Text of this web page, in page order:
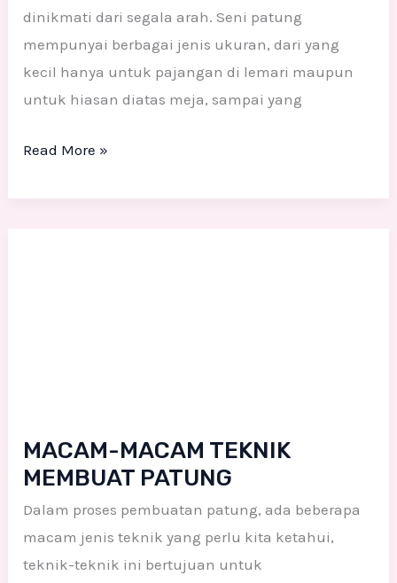
dinikmati dari segala arah. Seni patung
mempunyai berbagai jenis ukuran, dari yang
kecil hanya untuk pajangan di lemari maupun
untuk hiasan diatas meja, sampai yang
Read More »
MACAM-MACAM TEKNIK
MEMBUAT PATUNG
Dalam proses pembuatan patung, ada beberapa
macam jenis teknik yang perlu kita ketahui,
teknik-teknik ini bertujuan untuk